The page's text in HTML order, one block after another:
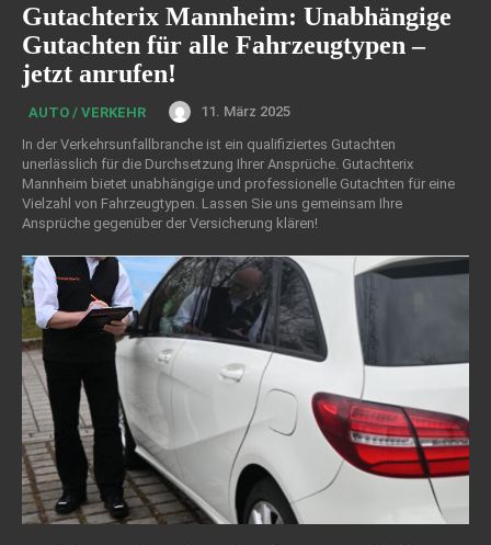
Gutachterix Mannheim: Unabhängige
Gutachten für alle Fahrzeugtypen –
jetzt anrufen!
AUTO / VERKEHR
11. März 2025
In der Verkehrsunfallbranche ist ein qualifiziertes Gutachten
unerlässlich für die Durchsetzung Ihrer Ansprüche. Gutachterix
Mannheim bietet unabhängige und professionelle Gutachten für eine
Vielzahl von Fahrzeugtypen. Lassen Sie uns gemeinsam Ihre
Ansprüche gegenüber der Versicherung klären!